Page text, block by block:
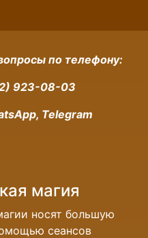
по телефону:
923-08-03
Telegram
магия
носят большую
сеансов